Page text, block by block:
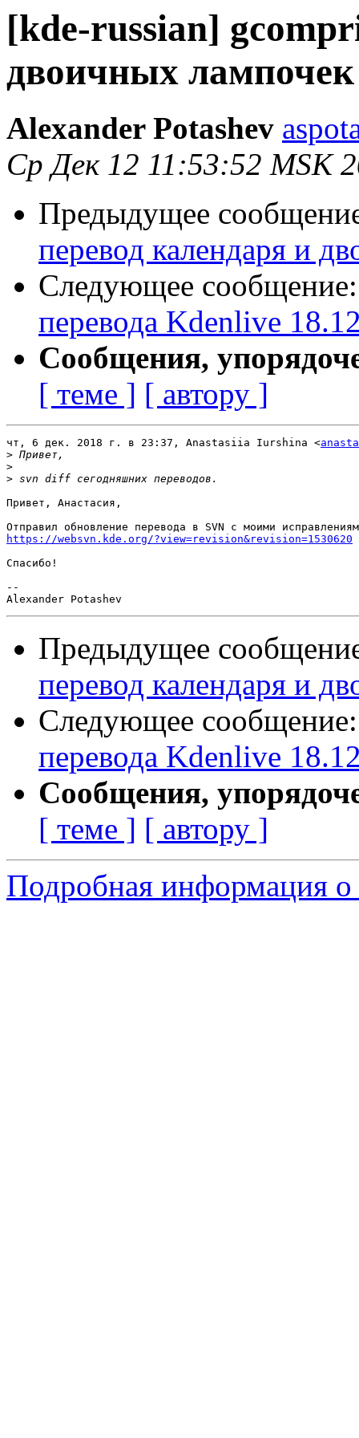
[kde-russian]
двоичных лампочек
Alexander Potashev
Ср Дек 12 11:53:52 MSK
Предыдущее
перевод календаря и
Следующее
перевода Kdenlive
Сообщения,
[ теме ] [ автору ]
чт, 6 дек. 2018 г. в 23:37, Anastasiia Iurshina <
>
>
>
Привет, Анастасия,
https://websvn.kde.org/?view=revision&revision=1530620
Спасибо!
--
Предыдущее
перевод календаря и
Следующее
перевода Kdenlive
Сообщения,
[ теме ] [ автору ]
Подробная информация о